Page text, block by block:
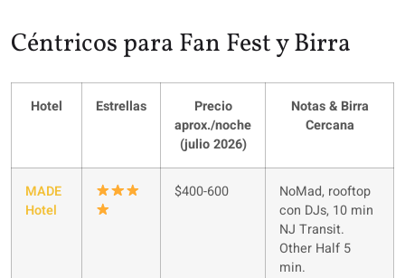
Céntricos para Fan Fest y Birra
Hotel Estrellas
Precio
aprox./noche
(julio 2026)
Notas & Birra
Cercana
MADE
Hotel
$400-600
NoMad, rooftop
con DJs, 10 min
NJ Transit.
Other Half 5
min.